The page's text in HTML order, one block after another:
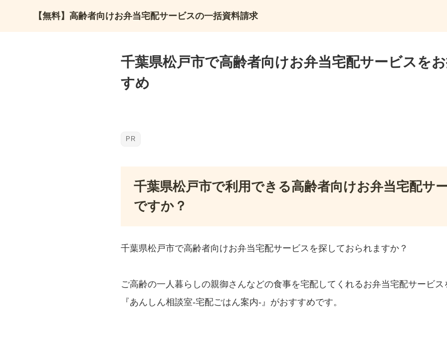
【無料】高齢者向けお弁当宅配サービスの一括資料請求
千葉県松戸市で高齢者向けお弁当宅配サービスを
すめ
千葉県松戸市で利用できる高齢者向けお弁当宅配サ
ですか？
千葉県松戸市で高齢者向けお弁当宅配サービスを探しておられますか？
ご高齢の一人暮らしの親御さんなどの食事を宅配してくれるお弁当宅配サービス
『あんしん相談室‐宅配ごはん案内‐』がおすすめです。